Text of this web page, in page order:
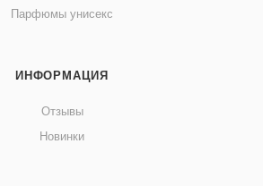
Парфюмы унисекс
ИНФОРМАЦИЯ
Отзывы
Новинки